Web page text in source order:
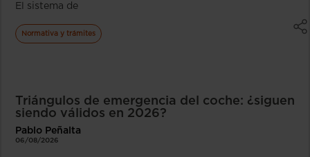
El sistema de
Normativa y trámites
Triángulos de emergencia del coche: ¿siguen
siendo válidos en 2026?
Pablo Peñalta
06/08/2026